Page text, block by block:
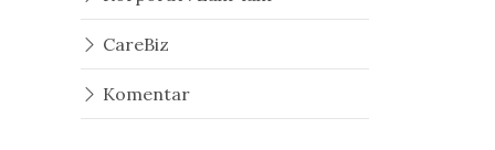
CareBiz
Komentar